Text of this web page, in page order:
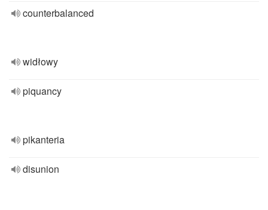
counterbalanced
widłowy
piquancy
pikanteria
disunion